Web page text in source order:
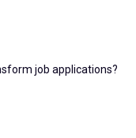
job applications?